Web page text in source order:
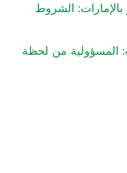
الشروط
المسؤولية من لحظة